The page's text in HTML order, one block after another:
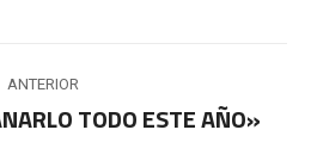
ANTERIOR
Publicación
TODO ESTE AÑO»